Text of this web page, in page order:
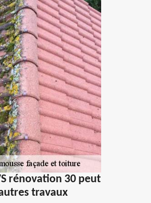
rénovation 30 peut
travaux